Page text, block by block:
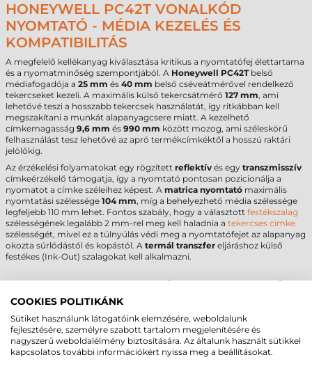
HONEYWELL PC42T VONALKÓD
NYOMTATÓ - MÉDIA KEZELÉS ÉS
KOMPATIBILITÁS
A megfelelő kellékanyag kiválasztása kritikus a nyomtatófej élettartama
és a nyomatminőség szempontjából. A Honeywell PC42Tbelső
médiafogadója a 25 mm és 40 mm belső cséveátmérővel rendelkező
tekercseket kezeli. A maximális külső tekercsátmérő 127 mm, ami
lehetővé teszi a hosszabb tekercsek használatát, így ritkábban kell
megszakítani a munkát alapanyagcsere miatt. A kezelhető
címkemagasság 9,6 mm és 990 mm között mozog, ami széleskörű
felhasználást tesz lehetővé az apró termékcímkéktől a hosszú raktári
jelölőkig.
Az érzékelési folyamatokat egy rögzített reflektív és egy transzmisszív
címkeérzékelő támogatja, így a nyomtató pontosan pozicionálja a
nyomatot a címke széleihez képest. A matrica nyomtató maximális
nyomtatási szélessége 104 mm, míg a behelyezhető média szélessége
legfeljebb 110 mm lehet. Fontos szabály, hogy a választott festékszalag
szélességének legalább 2 mm-rel meg kell haladnia a tekercses címke
szélességét, mivel ez a túlnyúlás védi meg a nyomtatófejet az alapanyag
okozta súrlódástól és kopástól. A termál transzfer eljáráshoz külső
festékes (Ink-Out) szalagokat kell alkalmazni.
MŰSZAKI PARAMÉTEREK
Az alábbi táblázat összefoglalja a legfontosabb technikai adatokat a
beszerzési döntés támogatásához.
Márka
Honeywell
COOKIES POLITIKÁNK
Sütiket használunk látogatóink elemzésére, weboldalunk
fejlesztésére, személyre szabott tartalom megjelenítésére és
nagyszerű weboldalélmény biztosítására. Az általunk használt sütikkel
kapcsolatos további információkért nyissa meg a beállításokat.